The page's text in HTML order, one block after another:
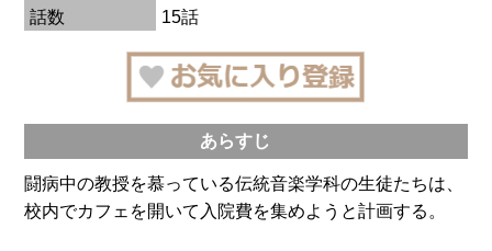
話数
15話
あらすじ
闘病中の教授を慕っている伝統音楽学科の生徒たちは、
校内でカフェを開いて入院費を集めようと計画する。